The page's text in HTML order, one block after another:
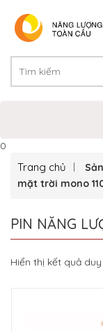
0
Trang chủ
mặt trời mono
PIN NĂNG
Hiển thị kết quả